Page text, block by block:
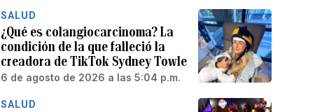
SALUD
¿Qué es colangiocarcinoma? La
condición de la que falleció la
creadora de TikTok Sydney Towle
6 de agosto de 2026 a las 5:04 p.m.
SALUD